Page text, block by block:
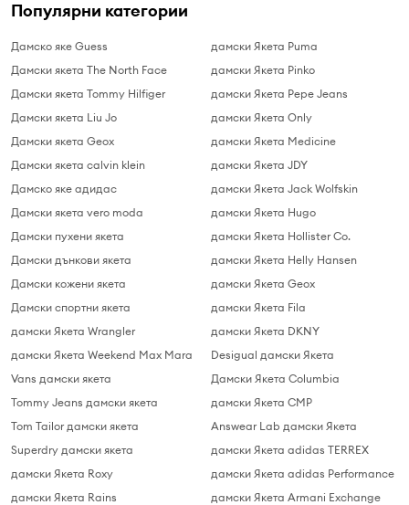
Популярни категории
Дамско яке Guess
Дамски якета The North Face
Дамски якета Tommy Hilfiger
Дамски якета Liu Jo
Дамски якета Geox
Дамски якета calvin klein
Дамско яке адидас
Дамски якета vero moda
Дамски пухени якета
Дамски дънкови якета
Дамски кожени якета
Дамски спортни якета
дамски Якета Wrangler
дамски Якета Weekend Max Mara
Vans дамски якета
Tommy Jeans дамски якета
Tom Tailor дамски якета
Superdry дамски якета
дамски Якета Roxy
дамски Якета Rains
дамски Якета Puma
дамски Якета Pinko
дамски Якета Pepe Jeans
дамски Якета Only
дамски Якета Medicine
дамски Якета JDY
дамски Якета Jack Wolfskin
дамски Якета Hugo
дамски Якета Hollister Co.
дамски Якета Helly Hansen
дамски Якета Geox
дамски Якета Fila
дамски Якета DKNY
Desigual дамски Якета
Дамски Якета Columbia
дамски Якета CMP
Answear Lab дамски Якета
дамски Якета adidas TERREX
дамски Якета adidas Performance
дамски Якета Armani Exchange